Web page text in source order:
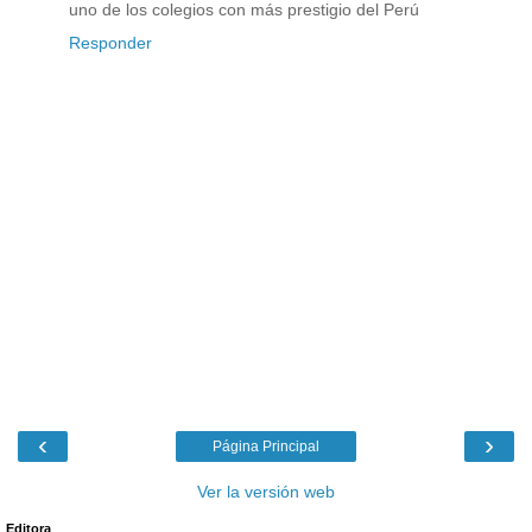
uno de los colegios con más prestigio del Perú
Responder
‹ ›
Página Principal
Ver la versión web
Editora